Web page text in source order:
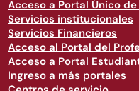
Acceso a Portal Único
Servicios institucionales
Servicios Financieros
Acceso al Portal del
Acceso a Portal
Ingreso a más portales